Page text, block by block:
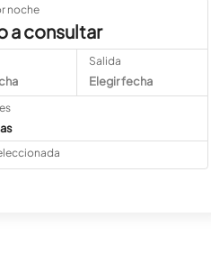
noche
a consultar
Salida
Elegir fecha